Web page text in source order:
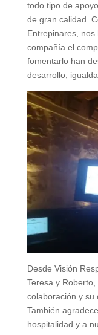
todo tipo de
de gran calidad.
Entrepinares,
compañía el
fomentarlo han
desarrollo,
Desde Visión
Teresa y
colaboración y su
También
hospitalidad y a